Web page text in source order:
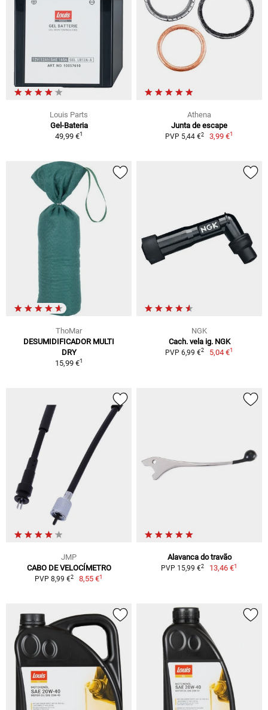
Louis Parts
Gel-Bateria
49,99 €1
Athena
Junta de escape
PVP 5,44 €2 3,99 €1
ThoMar
DESUMIDIFICADOR MULTI
DRY
15,99 €1
NGK
Cach. vela ig. NGK
PVP 6,99 €2 5,04 €1
JMP
CABO DE VELOCÍMETRO
PVP 8,99 €2 8,55 €1
Alavanca do travão
PVP 15,99 €2 13,46 €1